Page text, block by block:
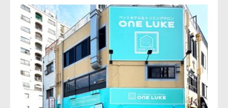
FC/トリマー募集
お問い合わせ
利用規約
セキュリティーポリシー